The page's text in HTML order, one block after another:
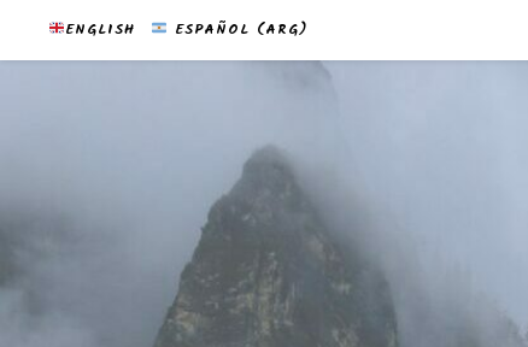
ENGLISH ESPAÑOL (ARG)